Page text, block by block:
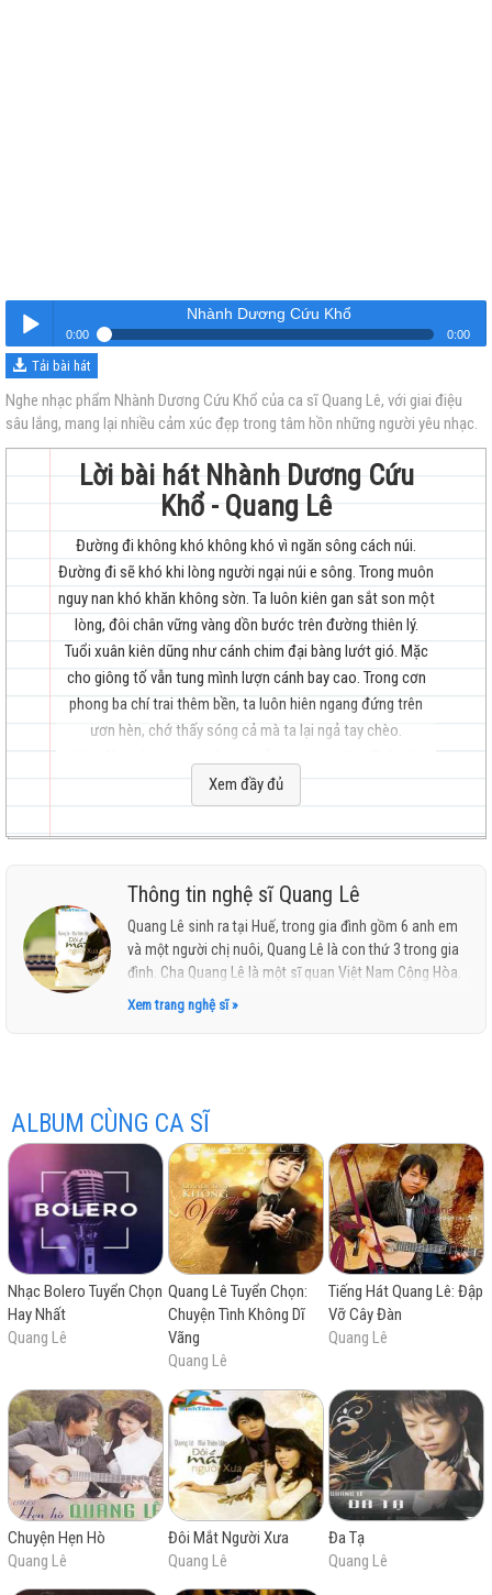
Nghe
Nhành Dương Cứu Khổ
0:00 0:00
Nhành Dương Cứu Khổ
Tải bài hát
Nghe nhạc phẩm Nhành Dương Cứu Khổ của ca sĩ Quang Lê, với giai điệu
sâu lắng, mang lại nhiều cảm xúc đẹp trong tâm hồn những người yêu nhạc.
Lời bài hát Nhành Dương Cứu
Khổ - Quang Lê
Đường đi không khó không khó vì ngăn sông cách núi.
Đường đi sẽ khó khi lòng người ngại núi e sông. Trong muôn
nguy nan khó khăn không sờn. Ta luôn kiên gan sắt son một
lòng, đôi chân vững vàng dồn bước trên đường thiên lý.
Tuổi xuân kiên dũng như cánh chim đại bàng lướt gió. Mặc
cho giông tố vẫn tung mình lượn cánh bay cao. Trong cơn
phong ba chí trai thêm bền, ta luôn hiên ngang đứng trên
ươn hèn, chớ thấy sóng cả mà ta lại ngả tay chèo.
mạch sống trong ta như sương nắng ban mai trên hoa hồng
thắm. Làng quê đồng lúa reo vui, dòng suối mát trong thơm
lành. Hòa chung nhịp sống yêu thương, như tia nắng mặt trời
Xem đầy đủ
Thông tin nghệ sĩ Quang Lê
Quang Lê sinh ra tại Huế, trong gia đình gồm 6 anh em
và một người chị nuôi, Quang Lê là con thứ 3 trong gia
đình. Cha Quang Lê là một sĩ quan Việt Nam Cộng Hòa.
Đầu những năm 1990, Quang Lê theo gia đình sang
định cư tại bang Missouri, Mỹ. Hiện nay Quang Lê sống
theo học nhạc từ năm lớp 9 đến năm thứ hai của đại
học khi gia đình chuyển sang sống ở California. Anh
từng đoạt huy chương bạc trong một cuộc thi tài năng
trẻ tổ chức tại California.
Xem trang nghệ sĩ »
ALBUM CÙNG CA SĨ
Nhạc Bolero Tuyển Chọn
Hay Nhất
Quang Lê
Quang Lê Tuyển Chọn:
Chuyện Tình Không Dĩ
Vãng
Quang Lê
Tiếng Hát Quang Lê: Đập
Vỡ Cây Đàn
Quang Lê
Chuyện Hẹn Hò
Quang Lê
Đôi Mắt Người Xưa
Quang Lê
Đa Tạ
Quang Lê